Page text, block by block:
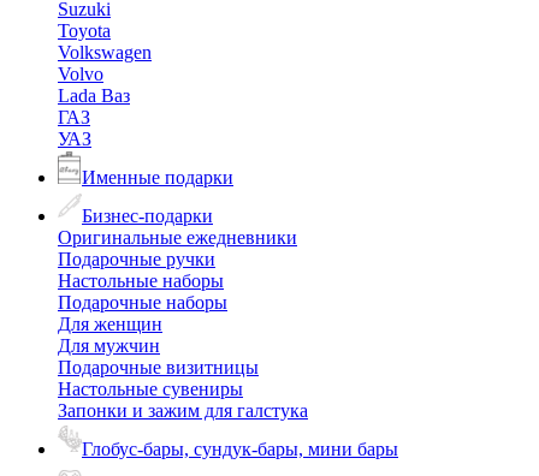
Suzuki
Toyota
Volkswagen
Volvo
Lada Ваз
ГАЗ
УАЗ
Именные подарки
Бизнес-подарки
Оригинальные ежедневники
Подарочные ручки
Настольные наборы
Подарочные наборы
Для женщин
Для мужчин
Подарочные визитницы
Настольные сувениры
Запонки и зажим для галстука
Глобус-бары, сундук-бары, мини бары